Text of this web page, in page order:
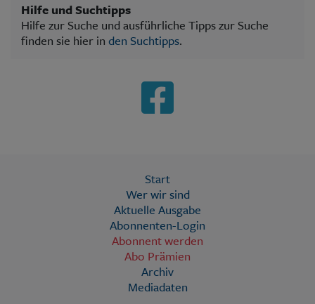
Hilfe und Suchtipps
Hilfe zur Suche und ausführliche Tipps zur Suche
finden sie hier in den Suchtipps.
Start
Wer wir sind
Aktuelle Ausgabe
Abonnenten-Login
Abonnent werden
Abo Prämien
Archiv
Mediadaten